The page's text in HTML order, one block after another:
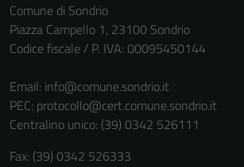
Comune di Sondrio
Piazza Campello 1, 23100 Sondrio
Codice fiscale / P. IVA: 00095450144
Email: info@comune.sondrio.it
PEC: protocollo@cert.comune.sondrio.it
Centralino unico: (39) 0342 526111
Fax: (39) 0342 526333
non